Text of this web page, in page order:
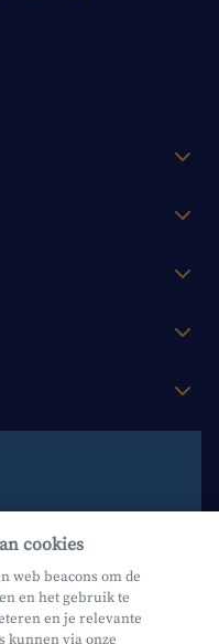
cookies
web beacons om de
en het gebruik te
en je relevante
kunnen via onze